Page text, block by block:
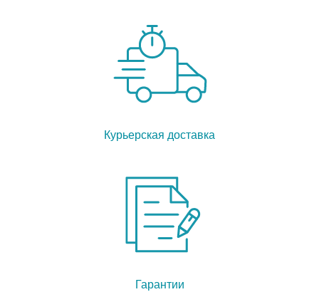
Курьерская доставка
Гарантии